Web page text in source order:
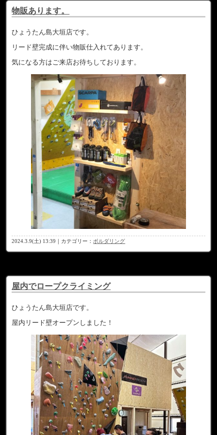
物販あります。
ひょうたん島大垣店です。
リード壁完成に伴い物販仕入れてあります。
気になる方はご来店お待ちしております。
2024.3.9(土) 13:39｜カテゴリー： ボルダリング
屋内でロープクライミング
ひょうたん島大垣店です。
屋内リード壁オープンしました！